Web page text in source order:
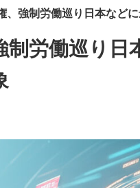
、強制労働巡り日本など
制労働巡り